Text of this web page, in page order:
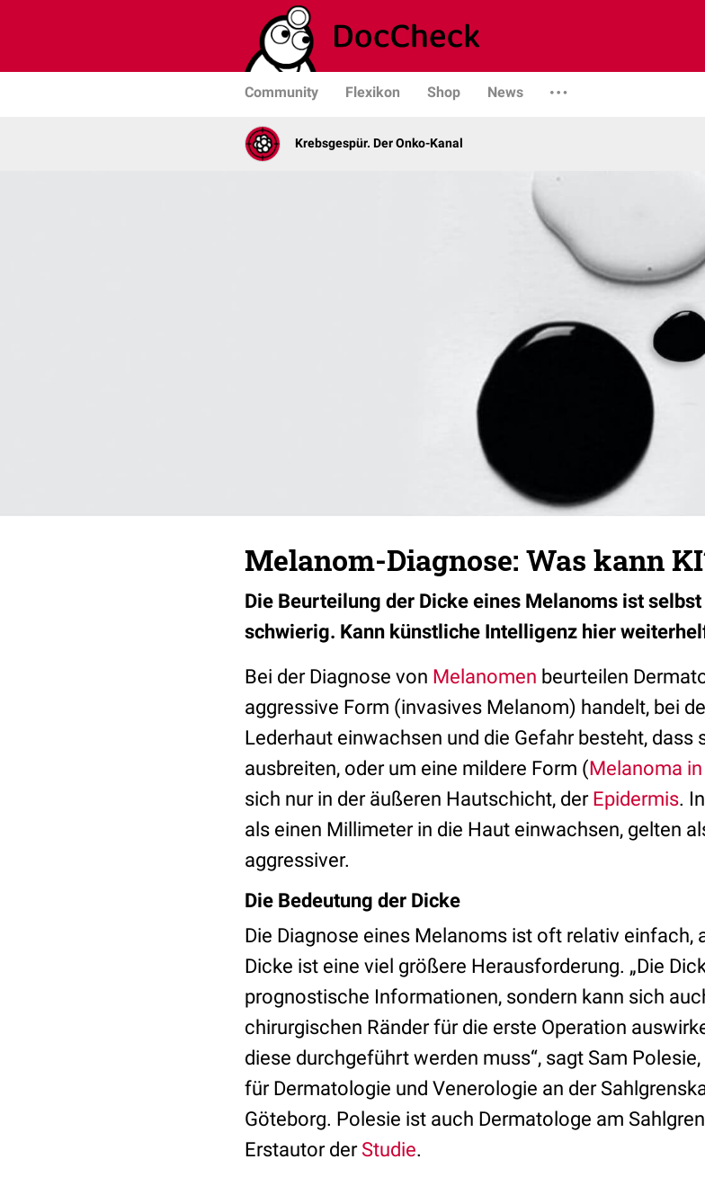
Community Flexikon Shop News
Krebsgespür. Der Onko-Kanal
Melanom-Diagnose: Was kann
Die Beurteilung der Dicke eines Melanoms ist
schwierig. Kann künstliche Intelligenz hier
Bei der Diagnose von Melanomen beurteilen
aggressive Form (invasives Melanom) handelt, bei
Lederhaut einwachsen und die Gefahr besteht, dass
ausbreiten, oder um eine mildere Form (Melanoma
sich nur in der äußeren Hautschicht, der Epidermis.
als einen Millimeter in die Haut einwachsen, gelten
aggressiver.
Die Bedeutung der Dicke
Die Diagnose eines Melanoms ist oft relativ einfach,
Dicke ist eine viel größere Herausforderung. „Die
prognostische Informationen, sondern kann sich
chirurgischen Ränder für die erste Operation
diese durchgeführt werden muss“, sagt Sam
für Dermatologie und Venerologie an der
Göteborg. Polesie ist auch Dermatologe am
Erstautor der Studie.